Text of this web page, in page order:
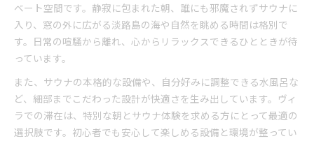
ベート空間です。静寂に包まれた朝、誰にも邪魔されずサウナに
入り、窓の外に広がる淡路島の海や自然を眺める時間は格別で
す。日常の喧騒から離れ、心からリラックスできるひとときが待
っています。
また、サウナの本格的な設備や、自分好みに調整できる水風呂な
ど、細部までこだわった設計が快適さを生み出しています。ヴィ
ラでの滞在は、特別な朝とサウナ体験を求める方にとって最適の
選択肢です。初心者でも安心して楽しめる設備と環境が整ってい